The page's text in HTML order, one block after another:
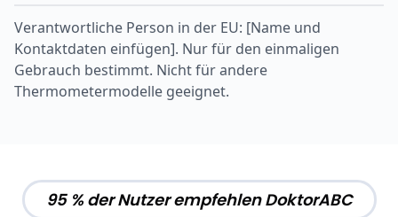
Verantwortliche Person in der EU: [Name und
Kontaktdaten einfügen]. Nur für den einmaligen
Gebrauch bestimmt. Nicht für andere
Thermometermodelle geeignet.
95 % der Nutzer empfehlen DoktorABC